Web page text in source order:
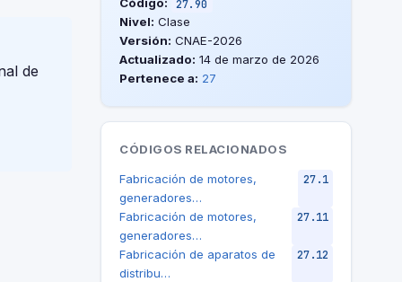
de
Código:
27.90
Nivel: Clase
Versión: CNAE-2026
Actualizado: 14 de marzo de 2026
Pertenece a: 27
CÓDIGOS RELACIONADOS
Fabricación de motores,
generadores…
27.1
Fabricación de motores,
generadores…
27.11
Fabricación de aparatos de
distribu…
27.12